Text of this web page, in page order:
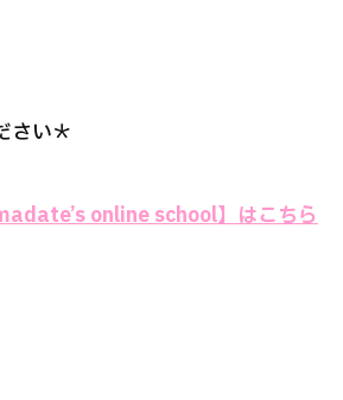
さい＊
online school】はこちら